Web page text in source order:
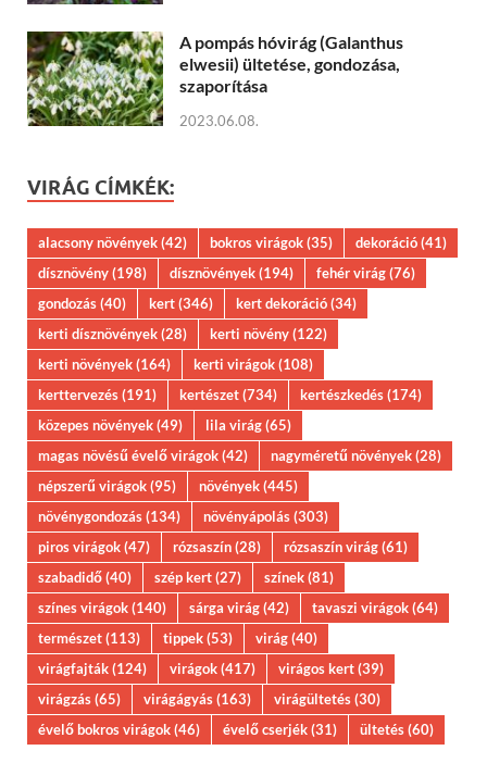
A pompás hóvirág (Galanthus
elwesii) ültetése, gondozása,
szaporítása
2023.06.08.
VIRÁG CÍMKÉK:
alacsony növények(42) bokros virágok(35) dekoráció(41)
dísznövény(198) dísznövények(194) fehér virág(76)
gondozás(40) kert(346) kert dekoráció(34)
kerti dísznövények(28) kerti növény(122)
kerti növények(164) kerti virágok(108)
kerttervezés(191) kertészet(734) kertészkedés(174)
közepes növények(49) lila virág(65)
magas növésű évelő virágok(42) nagyméretű növények(28)
népszerű virágok(95) növények(445)
növénygondozás(134) növényápolás(303)
piros virágok(47) rózsaszín(28) rózsaszín virág(61)
szabadidő(40) szép kert(27) színek(81)
színes virágok(140) sárga virág(42) tavaszi virágok(64)
természet(113) tippek(53) virág(40)
virágfajták(124) virágok(417) virágos kert(39)
virágzás(65) virágágyás(163) virágültetés(30)
évelő bokros virágok(46) évelő cserjék(31) ültetés(60)